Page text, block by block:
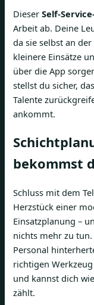
Dieser Self-
Arbeit ab. Deine
da sie selbst an
kleinere Einsätze
über die App
stellst du sicher,
Talente
ankommt.
bekommst
Schluss mit dem
Herzstück einer
Einsatzplanung –
nichts mehr zu
Personal
richtigen
und kannst dich
zählt.